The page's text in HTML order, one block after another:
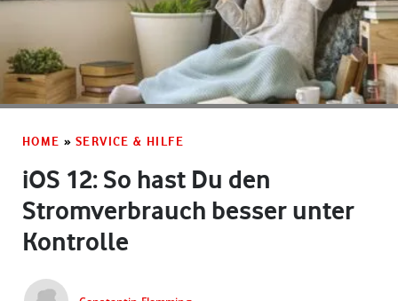
HOME » SERVICE & HILFE
iOS 12: So hast Du den
Stromverbrauch besser unter
Kontrolle